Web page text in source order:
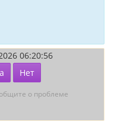
06:20:56
Нет
о проблеме